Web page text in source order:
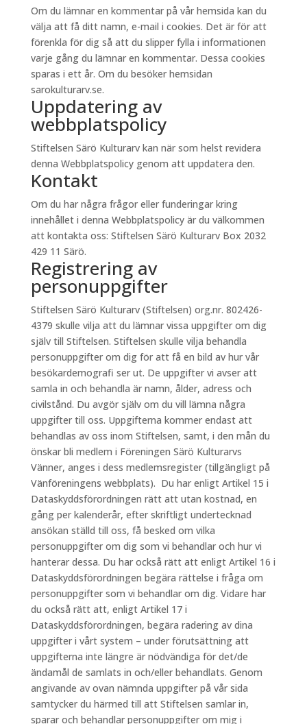
Om du lämnar en kommentar på vår hemsida kan du
välja att få ditt namn, e-mail i cookies. Det är för att
förenkla för dig så att du slipper fylla i informationen
varje gång du lämnar en kommentar. Dessa cookies
sparas i ett år. Om du besöker hemsidan
sarokulturarv.se.
Uppdatering av
webbplatspolicy
Stiftelsen Särö Kulturarv kan när som helst revidera
denna Webbplatspolicy genom att uppdatera den.
Kontakt
Om du har några frågor eller funderingar kring
innehållet i denna Webbplatspolicy är du välkommen
att kontakta oss: Stiftelsen Särö Kulturarv Box 2032
429 11 Särö.
Registrering av
personuppgifter
Stiftelsen Särö Kulturarv (Stiftelsen) org.nr. 802426-
4379 skulle vilja att du lämnar vissa uppgifter om dig
själv till Stiftelsen. Stiftelsen skulle vilja behandla
personuppgifter om dig för att få en bild av hur vår
besökardemografi ser ut. De uppgifter vi avser att
samla in och behandla är namn, ålder, adress och
civilstånd. Du avgör själv om du vill lämna några
uppgifter till oss. Uppgifterna kommer endast att
behandlas av oss inom Stiftelsen, samt, i den mån du
önskar bli medlem i Föreningen Särö Kulturarvs
Vänner, anges i dess medlemsregister (tillgängligt på
Vänföreningens webbplats). Du har enligt Artikel 15 i
Dataskyddsförordningen rätt att utan kostnad, en
gång per kalenderår, efter skriftligt undertecknad
ansökan ställd till oss, få besked om vilka
personuppgifter om dig som vi behandlar och hur vi
hanterar dessa. Du har också rätt att enligt Artikel 16 i
Dataskyddsförordningen begära rättelse i fråga om
personuppgifter som vi behandlar om dig. Vidare har
du också rätt att, enligt Artikel 17 i
Dataskyddsförordningen, begära radering av dina
uppgifter i vårt system – under förutsättning att
uppgifterna inte längre är nödvändiga för det/de
ändamål de samlats in och/eller behandlats. Genom
angivande av ovan nämnda uppgifter på vår sida
samtycker du härmed till att Stiftelsen samlar in,
sparar och behandlar personuppgifter om mig i